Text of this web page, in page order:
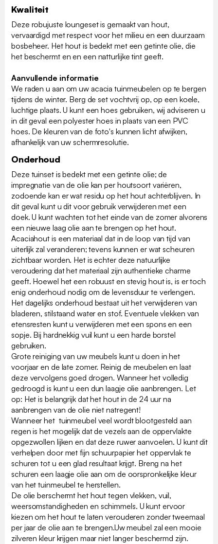
Kwaliteit
Deze robujuste loungeset is gemaakt van hout,
vervaardigd met respect voor het milieu en een duurzaam
bosbeheer. Het hout is bedekt met een getinte olie, die
het beschermt en en een natturlijke tint geeft.
Aanvullende informatie
We raden u aan om uw acacia tuinmeubelen op te bergen
tijdens de winter. Berg de set vochtvrij op, op een koele,
luchtige plaats. U kunt een hoes gebruiken, wij adviseren u
in dit geval een polyester hoes in plaats van een PVC
hoes. De kleuren van de foto's kunnen licht afwijken,
afhankelijk van uw schermresolutie.
Onderhoud
Deze tuinset is bedekt met een getinte olie; de
impregnatie van de olie kan per houtsoort variëren,
zodoende kan er wat residu op het hout achterblijven. In
dit geval kunt u dit voor gebruik verwijderen met een
doek. U kunt wachten tot het einde van de zomer alvorens
een nieuwe laag olie aan te brengen op het hout.
Acaciahout is een materiaal dat in de loop van tijd van
uiterlijk zal veranderen; tevens kunnen er wat scheuren
zichtbaar worden. Het is echter deze natuurlijke
veroudering dat het materiaal zijn authentieke charme
geeft. Hoewel het een robuust en stevig hout is, is er toch
enig onderhoud nodig om de levensduur te verlengen.
Het dagelijks onderhoud bestaat uit het verwijderen van
bladeren, stilstaand water en stof. Eventuele vlekken van
etensresten kunt u verwijderen met een spons en een
sopje. Bij hardnekkig vuil kunt u een harde borstel
gebruiken.
Grote reiniging van uw meubels kunt u doen in het
voorjaar en de late zomer. Reinig de meubelen en laat
deze vervolgens goed drogen. Wanneer het volledig
gedroogd is kunt u een dun laagje olie aanbrengen. Let
op: Het is belangrijk dat het hout in de 24 uur na
aanbrengen van de olie niet natregent!
Wanneer het tuinmeubel veel wordt blootgesteld aan
regen is het mogelijk dat de vezels aan de oppervlakte
opgezwollen lijken en dat deze ruwer aanvoelen. U kunt dit
verhelpen door met fijn schuurpapier het oppervlak te
schuren tot u een glad resultaat krijgt. Breng na het
schuren een laagje olie aan om de oorspronkelijke kleur
van het tuinmeubel te herstellen.
De olie berschermt het hout tegen vlekken, vuil,
weersomstandigheden en schimmels. U kunt ervoor
kiezen om het hout te laten verouderen zonder tweemaal
per jaar de olie aan te brengen.Uw meubel zal een mooie
zilveren kleur krijgen maar niet langer beschermd zijn.